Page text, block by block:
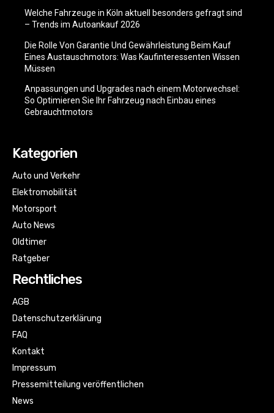
Welche Fahrzeuge in Köln aktuell besonders gefragt sind
– Trends im Autoankauf 2026
Die Rolle Von Garantie Und Gewährleistung Beim Kauf
Eines Austauschmotors: Was Kaufinteressenten Wissen
Müssen
Anpassungen und Upgrades nach einem Motorwechsel:
So Optimieren Sie Ihr Fahrzeug nach Einbau eines
Gebrauchtmotors
Kategorien
Auto und Verkehr
Elektromobilität
Motorsport
Auto News
Oldtimer
Ratgeber
Rechtliches
AGB
Datenschutzerklärung
FAQ
Kontakt
Impressum
Pressemitteilung veröffentlichen
News